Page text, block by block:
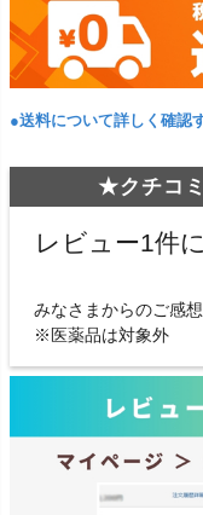
●送料について詳しく確認
★クチコ
レビュー1件
みなさまからのご感
※医薬品は対象外